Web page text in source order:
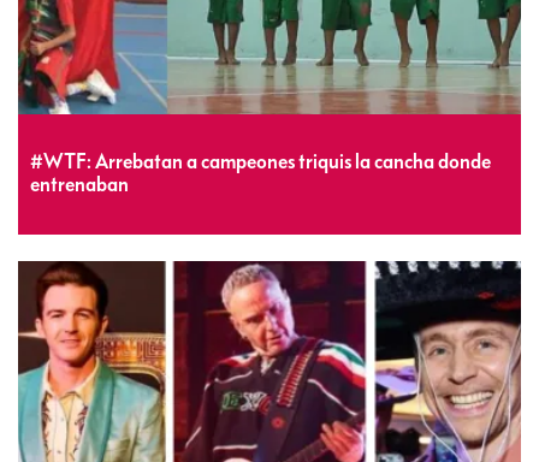
#WTF: Arrebatan a campeones triquis la cancha donde
entrenaban